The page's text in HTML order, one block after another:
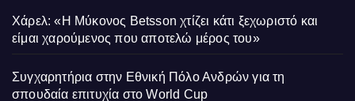
Χάρελ: «Η Μύκονος Betsson χτίζει κάτι ξεχωριστό και
είμαι χαρούμενος που αποτελώ μέρος του»
Συγχαρητήρια στην Εθνική Πόλο Ανδρών για τη
σπουδαία επιτυχία στο World Cup